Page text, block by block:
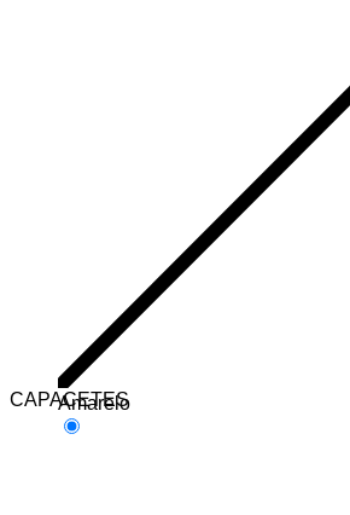
CAPACETES
Amarelo